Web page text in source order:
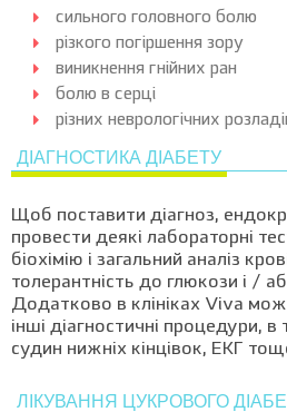
сильного головного болю
різкого погіршення зору
виникнення гнійних ран
болю в серці
різних неврологічних
ДІАГНОСТИКА ДІАБЕТУ
Щоб поставити діагноз,
провести деякі лабораторні
біохімію і загальний аналіз
толерантність до глюкози і /
Додатково в клініках Viva
інші діагностичні процедури,
судин нижніх кінцівок, ЕКГ
ЛІКУВАННЯ ЦУКРОВОГО